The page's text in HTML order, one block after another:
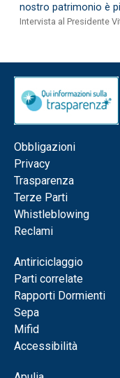
nostro patrimonio è
Intervista al Presidente
Obbligazioni
Privacy
Trasparenza
Terze Parti
Whistleblowing
Reclami
Antiriciclaggio
Parti correlate
Rapporti Dormienti
Sepa
Mifid
Accessibilità